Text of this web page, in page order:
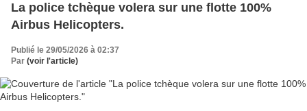
La police tchèque volera sur une flotte 100%
Airbus Helicopters.
Publié le 29/05/2026 à 02:37
Par (voir l'article)